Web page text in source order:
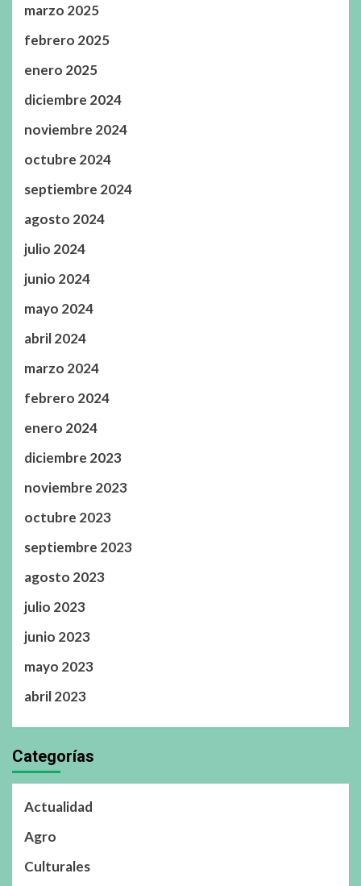
marzo 2025
febrero 2025
enero 2025
diciembre 2024
noviembre 2024
octubre 2024
septiembre 2024
agosto 2024
julio 2024
junio 2024
mayo 2024
abril 2024
marzo 2024
febrero 2024
enero 2024
diciembre 2023
noviembre 2023
octubre 2023
septiembre 2023
agosto 2023
julio 2023
junio 2023
mayo 2023
abril 2023
Categorías
Actualidad
Agro
Culturales